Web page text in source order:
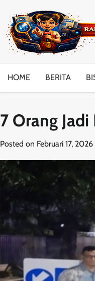
content
HOME BERITA
7 Orang
Posted on Februari 17, 2026